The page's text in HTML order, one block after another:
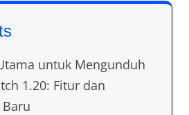
untuk Mengunduh
1.20: Fitur dan